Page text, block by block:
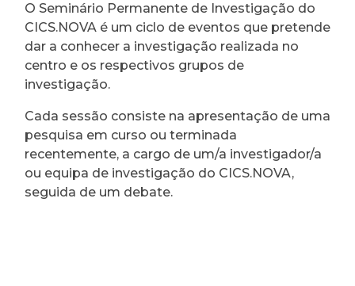
O Seminário Permanente de Investigação do
CICS.NOVA é um ciclo de eventos que pretende
dar a conhecer a investigação realizada no
centro e os respectivos grupos de
investigação.
Cada sessão consiste na apresentação de uma
pesquisa em curso ou terminada
recentemente, a cargo de um/a investigador/a
ou equipa de investigação do CICS.NOVA,
seguida de um debate.